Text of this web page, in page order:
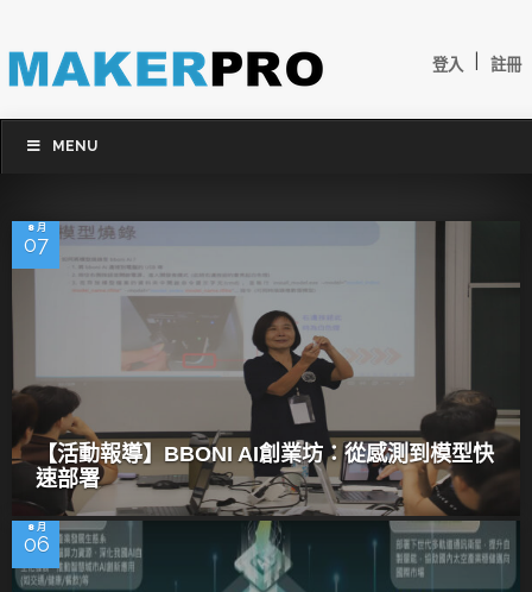
登入 註冊
MENU
8 月
07
【活動報導】BBONI AI創業坊：從感測到模型快
速部署
8 月
06